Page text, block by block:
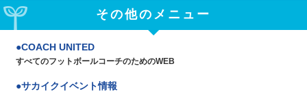
その他のメニュー
COACH UNITED
すべてのフットボールコーチのためのWEB
サカイクイベント情報